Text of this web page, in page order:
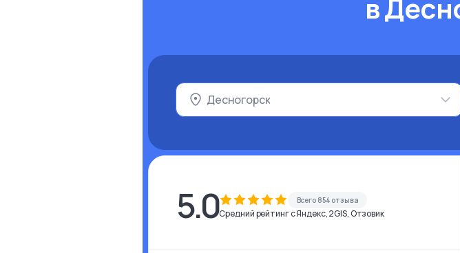
в
Десногорск
5.0 Всего 854 отзыва
Средний рейтинг с Яндекс, 2GIS, Отзовик